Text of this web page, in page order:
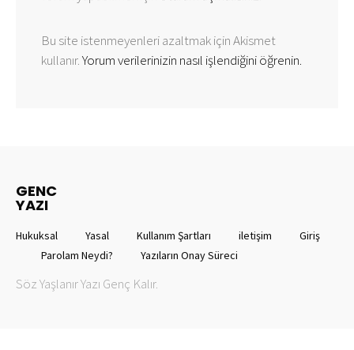
Bu site istenmeyenleri azaltmak için Akismet
kullanır.Yorum verilerinizin nasıl işlendiğini öğrenin.
GENC
YAZI
Hukuksal Yasal Kullanım Şartları iletişim
Giriş
Parolam Neydi?
Yazıların Onay Süreci
Söz Yaşlanır Yazı Genç Kalır.